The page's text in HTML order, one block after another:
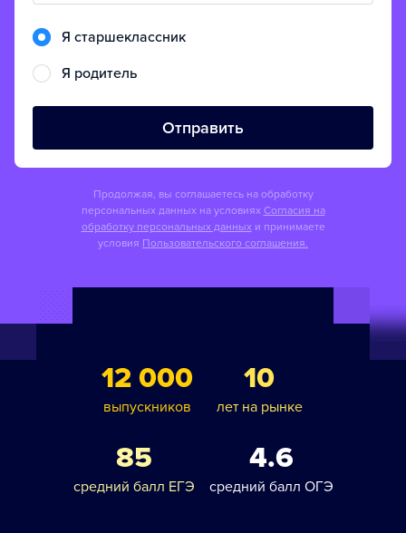
Я старшеклассник
Я родитель
Отправить
Продолжая, вы соглашаетесь на обработку
персональных данных на условиях Согласия на
обработку персональных данных и принимаете
условия Пользовательского соглашения.
12 000
выпускников
10
лет на рынке
85
средний балл ЕГЭ
4.6
средний балл ОГЭ